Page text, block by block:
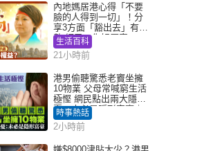
內地媽居港心得「不要
臉的人得到一切」！分
享3方面「豁出去」有著
數 網民：你好厲害
生活百科
21小時前
港男偷聽驚悉老竇坐擁
10物業 父母常喊窮生活
極慳 網民點出兩大隱
憂：未必是隱形富豪｜
Juicy叮
時事熱話
2小時前